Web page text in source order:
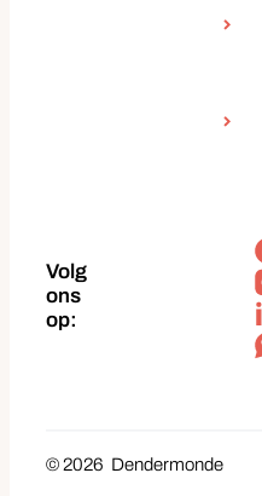
Volg
ons
op:
Facebook
© 2026 Dendermonde